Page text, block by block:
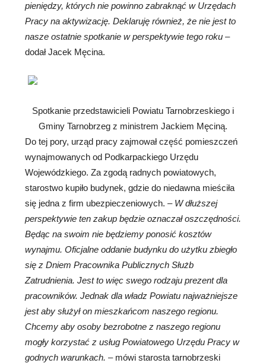
pieniędzy, których nie powinno zabraknąć w Urzędach
Pracy na aktywizację. Deklaruję również, że nie jest to
nasze ostatnie spotkanie w perspektywie tego roku –
dodał Jacek Męcina.
Spotkanie przedstawicieli Powiatu Tarnobrzeskiego i
Gminy Tarnobrzeg z ministrem Jackiem Męciną.
Do tej pory, urząd pracy zajmował część pomieszczeń
wynajmowanych od Podkarpackiego Urzędu
Wojewódzkiego. Za zgodą radnych powiatowych,
starostwo kupiło budynek, gdzie do niedawna mieściła
się jedna z firm ubezpieczeniowych. – W dłuższej
perspektywie ten zakup będzie oznaczał oszczędności.
Będąc na swoim nie będziemy ponosić kosztów
wynajmu. Oficjalne oddanie budynku do użytku zbiegło
się z Dniem Pracownika Publicznych Służb
Zatrudnienia. Jest to więc swego rodzaju prezent dla
pracowników. Jednak dla władz Powiatu najważniejsze
jest aby służył on mieszkańcom naszego regionu.
Chcemy aby osoby bezrobotne z naszego regionu
mogły korzystać z usług Powiatowego Urzędu Pracy w
godnych warunkach. – mówi starosta tarnobrzeski